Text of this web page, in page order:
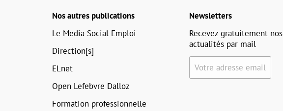
Nos autres publications
Le Media Social Emploi
Direction[s]
ELnet
Open Lefebvre Dalloz
Formation professionnelle
Newsletters
Recevez gratuitement nos
actualités par mail
Votre adresse email